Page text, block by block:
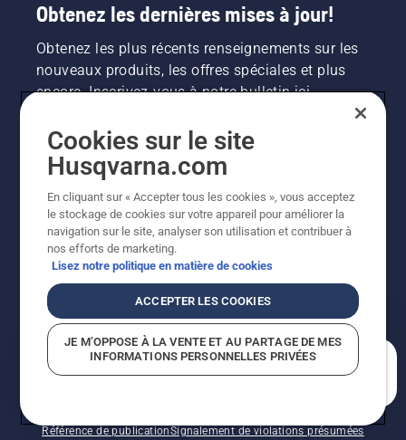
Obtenez les dernières mises à jour!
Obtenez les plus récents renseignements sur les
nouveaux produits, les offres spéciales et plus
encore. Inscrivez-vous à notre bulletin ici.
INSCRIPTION À LA NEWSLETTER
l'amélioration continue, le produit peut légèrement
varier par rapport aux images, mais la fonctionnalité de
Référence de publicationSignalement de violations présumées
Cookies sur le site
Husqvarna.com
En cliquant sur « Accepter tous les cookies », vous acceptez
le stockage de cookies sur votre appareil pour améliorer la
navigation sur le site, analyser son utilisation et contribuer à
nos efforts de marketing.
Lisez notre politique en matière de cookies
ACCEPTER LES COOKIES
JE M’OPPOSE À LA VENTE ET AU PARTAGE DE MES
INFORMATIONS PERSONNELLES PRIVÉES
En quoi pouvons-nous vous aider?